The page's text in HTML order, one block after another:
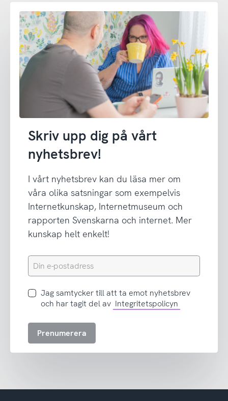
Skriv upp dig på vårt
nyhetsbrev!
I vårt nyhetsbrev kan du läsa mer om
våra olika satsningar som exempelvis
Internetkunskap, Internetmuseum och
rapporten Svenskarna och internet. Mer
kunskap helt enkelt!
Din
e-
Jag
samtycker
att
Jag samtycker till att ta emot nyhetsbrev
och har tagit del av Integritetspolicyn
Prenumerera